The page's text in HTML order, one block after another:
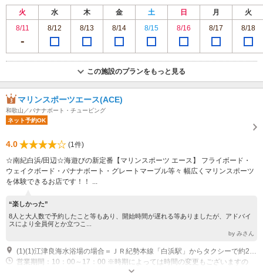
火 水 木 金 土 日 月
火
8/11
8/12 8/13 8/14 8/15 8/16 8/17 8/18
この施設のプランをもっと見る
マリンスポーツエース(ACE)
和歌山／バナナボート・チュービング
ネット予約OK
4.0
(1件)
☆南紀白浜/田辺☆海遊びの新定番【マリンスポーツ エース】 フライボード・
ウェイクボード・バナナボート・グレートマーブル等々 幅広くマリンスポーツ
を体験できるお店です！！ ...
“楽しかった”
8人と大人数で予約したこと等もあり、開始時間が遅れる等ありましたが、アドバイ
スにより全員何とか立つこ...
by みさん
(1)(1)江津良海水浴場の場合＝ＪＲ紀勢本線「白浜駅」からタクシーで約20分もしくは最寄バス停「江津良」 臨海海水浴場の場合＝白浜駅下車後、バスにて『臨海』下車後徒歩5分 扇ヶ浜の場合＝紀伊田辺駅で下車後タクシーを利用して頂くか、観光センターにて電動アシスト自転車(1日500円、預け金1000円)をご利用下さい。
営業期間：10：00～17：00 ※時期によっては時間の変更もございますの